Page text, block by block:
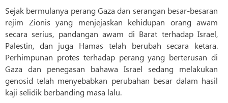
Sejak bermulanya perang Gaza dan serangan besar-besaran
rejim Zionis yang menjejaskan kehidupan orang awam
secara serius, pandangan awam di Barat terhadap Israel,
Palestin, dan juga Hamas telah berubah secara ketara.
Perhimpunan protes terhadap perang yang berterusan di
Gaza dan penegasan bahawa Israel sedang melakukan
genosid telah menyebabkan perubahan besar dalam hasil
kaji selidik berbanding masa lalu.